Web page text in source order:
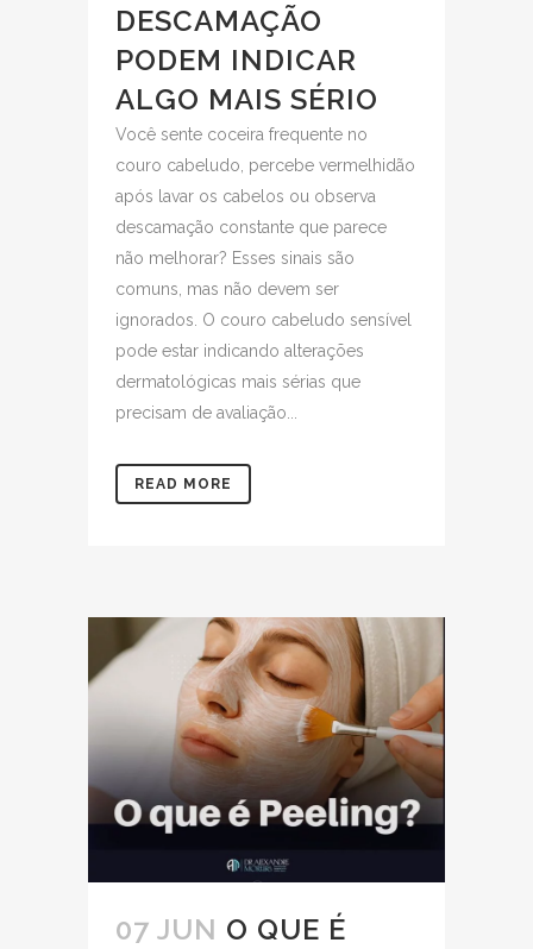
DESCAMAÇÃO
PODEM INDICAR
ALGO MAIS SÉRIO
Você sente coceira frequente no
couro cabeludo, percebe vermelhidão
após lavar os cabelos ou observa
descamação constante que parece
não melhorar? Esses sinais são
comuns, mas não devem ser
ignorados. O couro cabeludo sensível
pode estar indicando alterações
dermatológicas mais sérias que
precisam de avaliação...
READ MORE
07 JUN O QUE É